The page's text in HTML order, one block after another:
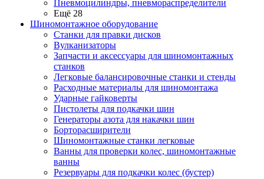
Пневмоцилиндры, пневмораспределители
Ещё 28
Шиномонтажное оборудование
Станки для правки дисков
Вулканизаторы
Запчасти и аксессуары для шиномонтажных
станков
Легковые балансировочные станки и стенды
Расходные материалы для шиномонтажа
Ударные гайковерты
Пистолеты для подкачки шин
Генераторы азота для накачки шин
Борторасширители
Шиномонтажные станки легковые
Ванны для проверки колес, шиномонтажные
ванны
Резервуары для подкачки колес (бустер)